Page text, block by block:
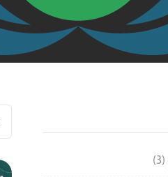
3